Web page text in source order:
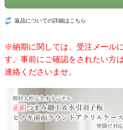
返品についての詳細はこちら
※納期に関しては、受注メール
す。事前にご確認をされたい方は
連絡くださいませ。